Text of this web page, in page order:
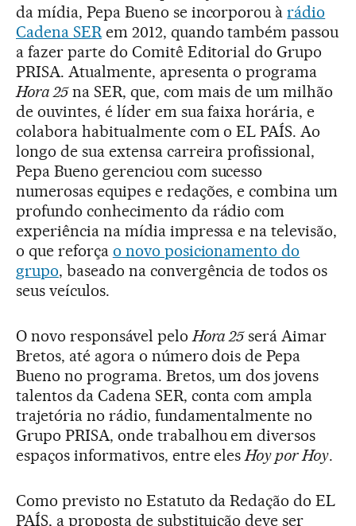
da mídia, Pepa Bueno se incorporou àrádio
Cadena SERem 2012, quando também passou
a fazer parte do Comitê Editorial do Grupo
PRISA. Atualmente, apresenta o programa
Hora 25na SER, que, com mais de um milhão
de ouvintes, é líder em sua faixa horária, e
colabora habitualmente com o EL PAÍS. Ao
longo de sua extensa carreira profissional,
Pepa Bueno gerenciou com sucesso
numerosas equipes e redações, e combina um
profundo conhecimento da rádio com
experiência na mídia impressa e na televisão,
o que reforça o novo posicionamento do
grupo, baseado na convergência de todos os
seus veículos.
O novo responsável peloHora 25será Aimar
Bretos, até agora o número dois de Pepa
Bueno no programa. Bretos, um dos jovens
talentos da Cadena SER, conta com ampla
trajetória no rádio, fundamentalmente no
Grupo PRISA, onde trabalhou em diversos
espaços informativos, entre elesHoy por Hoy.
Como previsto no Estatuto da Redação do EL
PAÍS, a proposta de substituição deve ser